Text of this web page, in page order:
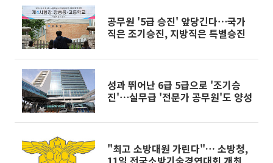
공무원 '5급 승진' 앞당긴다⋯국가
직은 조기승진, 지방직은 특별승진
성과 뛰어난 6급 5급으로 '조기승
진'⋯실무급 '전문가 공무원'도 양성
"최고 소방대원 가린다"… 소방청,